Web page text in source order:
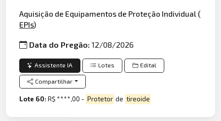
Aquisição de Equipamentos de Proteção Individual (
EPIs)
Data do Pregão:12/08/2026
Assistente IA Lotes Edital
Compartilhar
Lote 60:R$ ****,00 - Protetor de tireoide